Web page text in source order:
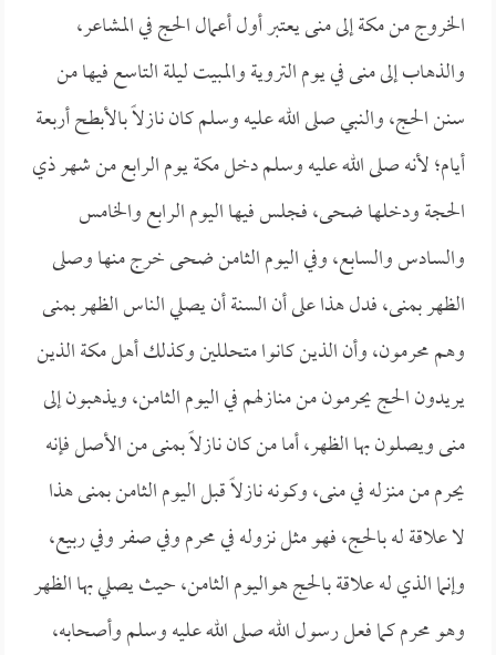
الخروج من مكة إلى منى يعتبر أول أعمال الحج في المشاعر،
والذهاب إلى منى في يوم التروية والمبيت ليلة التاسع فيها من
سنن الحج، والنبي صلى الله عليه وسلم كان نازلاً بالأبطح أربعة
أيام؛ لأنه صلى الله عليه وسلم دخل مكة يوم الرابع من شهر ذي
الحجة ودخلها ضحى، فجلس فيها اليوم الرابع والخامس
والسادس والسابع، وفي اليوم الثامن ضحى خرج منها وصلى
الظهر بمنى، فدل هذا على أن السنة أن يصلي الناس الظهر بمنى
وهم محرمون، وأن الذين كانوا متحللين وكذلك أهل مكة الذين
يريدون الحج يحرمون من منازلهم في اليوم الثامن، ويذهبون إلى
منى ويصلون بها الظهر، أما من كان نازلاً بمنى من الأصل فإنه
يحرم من منزله في منى، وكونه نازلاً قبل اليوم الثامن بمنى هذا
لا علاقة له بالحج، فهو مثل نزوله في محرم وفي صفر وفي ربيع،
وإنما الذي له علاقة بالحج هواليوم الثامن، حيث يصلي بها الظهر
وهو محرم كما فعل رسول الله صلى الله عليه وسلم وأصحابه،